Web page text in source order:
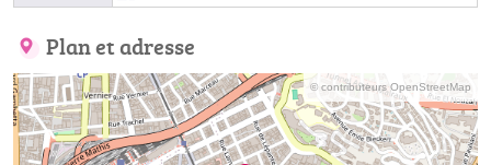
Plan et adresse
© contributeurs OpenStreetMap